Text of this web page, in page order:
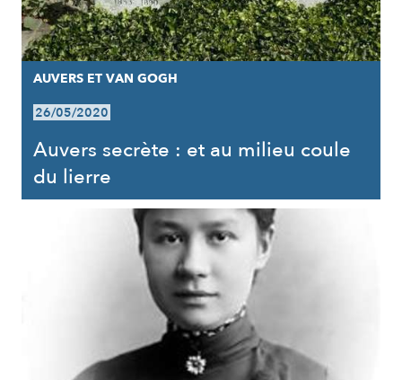
AUVERS ET VAN GOGH
26/05/2020
Auvers secrète : et au milieu coule
du lierre